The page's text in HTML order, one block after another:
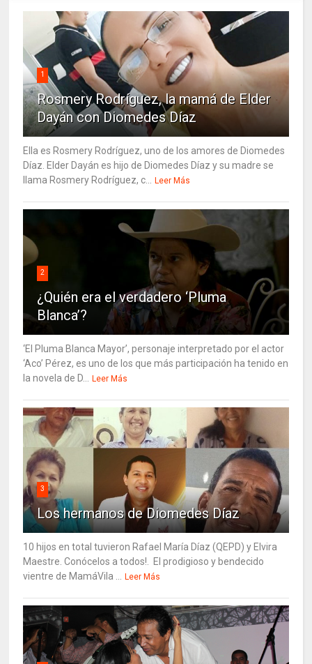
1
Rosmery Rodríguez, la mamá de Elder
Dayán con Diomedes Díaz
Ella es Rosmery Rodríguez, uno de los amores de Diomedes
Díaz. Elder Dayán es hijo de Diomedes Díaz y su madre se
llama Rosmery Rodríguez, c...
Leer Más
2
¿Quién era el verdadero ‘Pluma
Blanca’?
‘El Pluma Blanca Mayor’, personaje interpretado por el actor
‘Aco’ Pérez, es uno de los que más participación ha tenido en
la novela de D...
Leer Más
3
Los hermanos de Diomedes Díaz
10 hijos en total tuvieron Rafael María Díaz (QEPD) y Elvira
Maestre. Conócelos a todos!. El prodigioso y bendecido
vientre de MamáVila ...
Leer Más